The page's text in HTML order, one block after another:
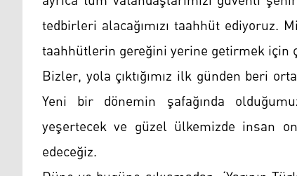
tedbirleri alacağımızı taahhüt ediyoruz.
taahhütlerin gereğini yerine getirmek için
Bizler, yola çıktığımız ilk günden beri
Yeni bir dönemin şafağında
yeşertecek ve güzel ülkemizde insan
edeceğiz.